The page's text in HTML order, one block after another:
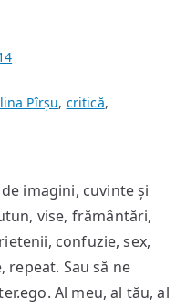
Pîrșu, critică,
imagini, cuvinte și
vise, frământări,
confuzie, sex,
Sau să ne
Al meu, al tău, al